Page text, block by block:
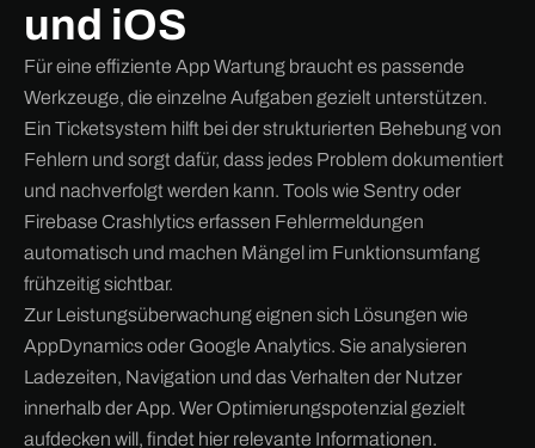
und iOS
Für eine effiziente App Wartung braucht es passende
Werkzeuge, die einzelne Aufgaben gezielt unterstützen.
Ein Ticketsystem hilft bei der strukturierten Behebung von
Fehlern und sorgt dafür, dass jedes Problem dokumentiert
und nachverfolgt werden kann. Tools wie Sentry oder
Firebase Crashlytics erfassen Fehlermeldungen
automatisch und machen Mängel im Funktionsumfang
frühzeitig sichtbar.
Zur Leistungsüberwachung eignen sich Lösungen wie
AppDynamics oder Google Analytics. Sie analysieren
Ladezeiten, Navigation und das Verhalten der Nutzer
innerhalb der App. Wer Optimierungspotenzial gezielt
aufdecken will, findet hier relevante Informationen.